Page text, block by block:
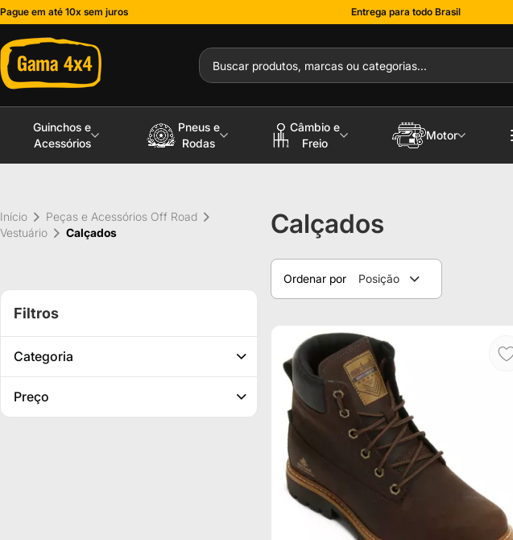
Pague em até 10x sem juros Entrega para todo Brasil
Guinchos e
Acessórios
Pneus e
Rodas
Câmbio e
Freio
Motor
Calçados
Ordenar por Posição
Início
Peças e Acessórios Off Road
Vestuário
Calçados
Filtros
Categoria
Preço